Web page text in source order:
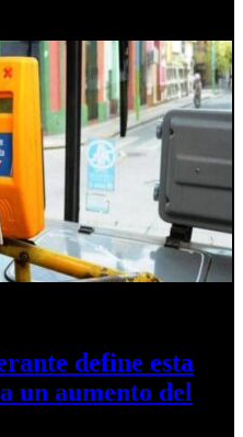
define esta
un aumento del